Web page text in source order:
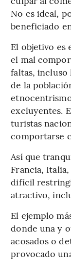
No es ideal,
beneficiado
El objetivo
el mal
faltas,
de la
excluyentes.
turistas
comportarse
Así que
Francia,
difícil
atractivo,
El ejemplo
donde una y
acosados ​​o
provocado